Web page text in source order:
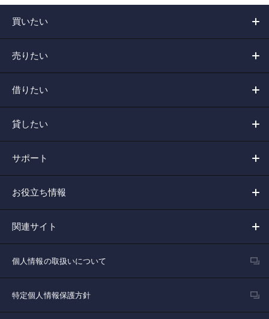
買いたい
売りたい
借りたい
貸したい
サポート
お役立ち情報
関連サイト
個人情報の取扱いについて
特定個人情報保護方針